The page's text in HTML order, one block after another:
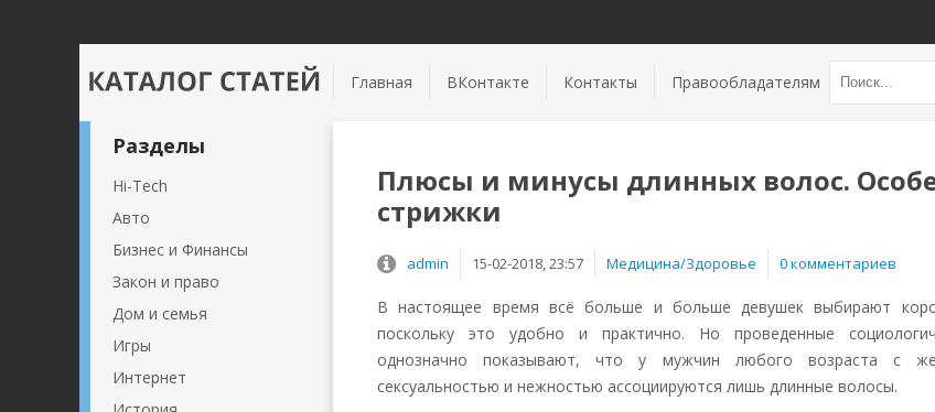
Главная ВКонтакте Контакты Правообладателям
Плюсы и минусы длинных волос.
стрижки
admin 15-02-2018, 23:57 Медицина/Здоровье 0 комментариев
В настоящее время всё больше и больше девушек выбирают
поскольку это удобно и практично. Но проведенные
однозначно показывают, что у мужчин любого возраста с
сексуальностью и нежностью ассоциируются лишь длинные волосы.
Разделы
Hi-Tech
Авто
Бизнес и Финансы
Закон и право
Дом и семья
Игры
Интернет